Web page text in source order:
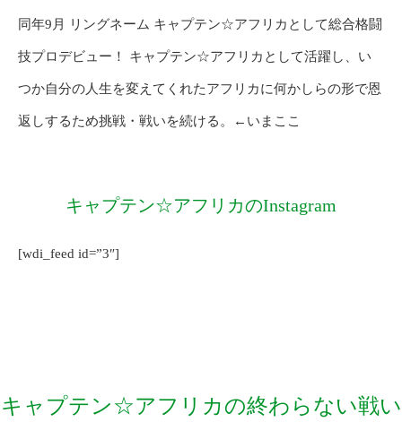
同年9 月 リングネーム キャプテン☆アフリカとして総合格闘
技プロデビュー！ キャプテン☆アフリカとして活躍し、い
つか自分の人生を変えてくれたアフリカに何かしらの形で恩
返しするため挑戦・戦いを続ける。 ← いまここ
キャプテン☆アフリカのInstagram
[wdi_feed id=”3″]
キャプテン☆アフリカの終わらない戦い